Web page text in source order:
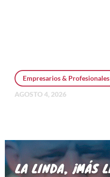
Empresarios & Profesionales
AGOSTO 4, 2026